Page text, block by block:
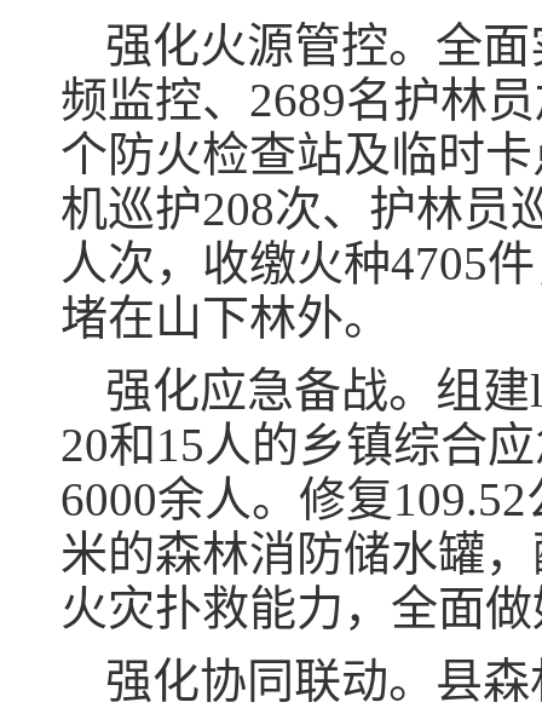
强化火源管控。全
频监控、2689名护林
个防火检查站及临时
机巡护208次、护林员
人次，收缴火种4705
堵在山下林外。
强化应急备战。组
20和15人的乡镇综合
6000余人。修复
米的森林消防储水罐
火灾扑救能力，全面
强化协同联动。县